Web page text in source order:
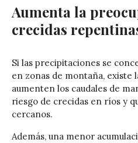
Aumenta la
crecidas
Si las precipitaciones se
en zonas de montaña, existe
aumenten los caudales de
riesgo de crecidas en ríos y
cercanos.
Además, una menor